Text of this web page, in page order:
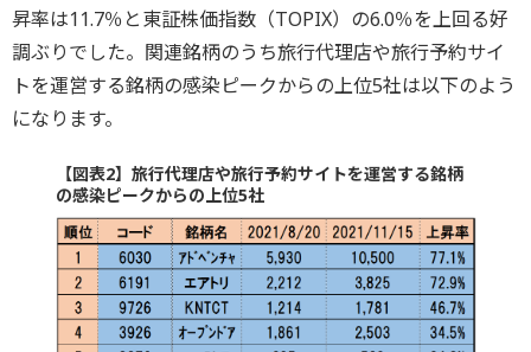
昇率は11.7％と東証株価指数（TOPIX）の6.0％を上回る好
調ぶりでした。関連銘柄のうち旅行代理店や旅行予約サイ
トを運営する銘柄の感染ピークからの上位5社は以下のよう
になります。
【図表2】旅行代理店や旅行予約サイトを運営する銘柄
の感染ピークからの上位5社